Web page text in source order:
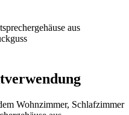
aus
Wohnzimmer, Schlafzimmer